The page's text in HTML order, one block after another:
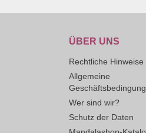
ÜBER UNS
Rechtliche Hinweise
Allgemeine
Wer sind wir?
Schutz der Daten